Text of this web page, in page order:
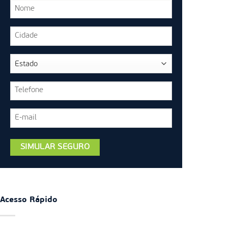
Acesso Rápido